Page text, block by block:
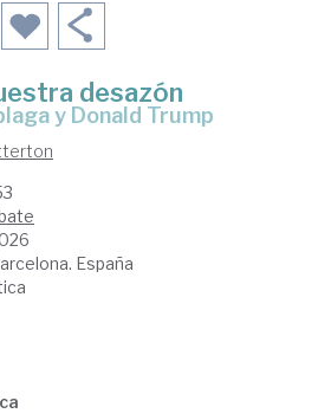
desazón
y Donald Trump
España